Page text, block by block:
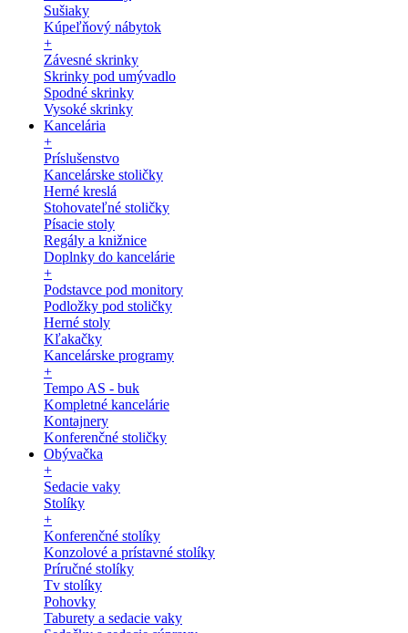
Sušiaky
Kúpeľňový nábytok
+
Závesné skrinky
Skrinky pod umývadlo
Spodné skrinky
Vysoké skrinky
Kancelária
+
Príslušenstvo
Kancelárske stoličky
Herné kreslá
Stohovateľné stoličky
Písacie stoly
Regály a knižnice
Doplnky do kancelárie
+
Podstavce pod monitory
Podložky pod stoličky
Herné stoly
Kľakačky
Kancelárske programy
+
Tempo AS - buk
Kompletné kancelárie
Kontajnery
Konferenčné stoličky
Obývačka
+
Sedacie vaky
Stolíky
+
Konferenčné stolíky
Konzolové a prístavné stolíky
Príručné stolíky
Tv stolíky
Pohovky
Taburety a sedacie vaky